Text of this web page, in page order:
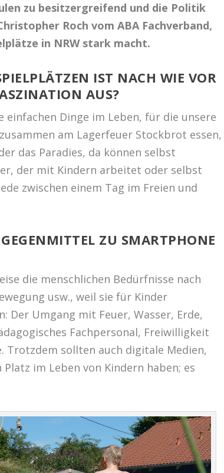
zu besitzergreifend und die Politik
Roch vom ABA Fachverband,
in NRW stark macht.
IST NACH WIE VOR
AUS?
einfachen Dinge im Leben, für die unsere
am Lagerfeuer Stockbrot essen,
das Paradies, da können selbst
der mit Kindern arbeitet oder selbst
zwischen einem Tag im Freien und
ZU SMARTPHONE
die menschlichen Bedürfnisse nach
usw., weil sie für Kinder
Der Umgang mit Feuer, Wasser, Erde,
Fachpersonal, Freiwilligkeit
Trotzdem sollten auch digitale Medien,
im Leben von Kindern haben; es